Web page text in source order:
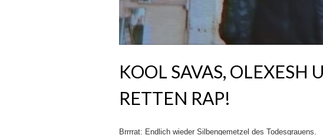
KOOL SAVAS,
RETTEN RAP!
Brrrrat: Endlich wieder Silbengemetzel des Todesgrauens.